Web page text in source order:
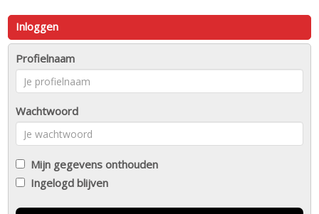
Inloggen
Profielnaam
Wachtwoord
Mijn gegevens onthouden
Ingelogd blijven